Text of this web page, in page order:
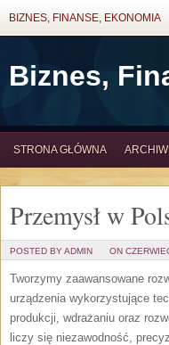
BIZNES, FINANSE, EKONOMIA
Biznes,
STRONA GŁÓWNA
Przemysł w
POSTED BY ADMIN ON
Tworzymy zaawansowane
urządzenia wykorzystujące
produkcji, wdrażaniu oraz
liczy się niezawodność,